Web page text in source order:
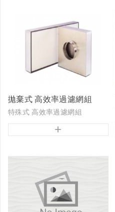
拋棄式 高效率過濾網組
特殊式 高效率過濾網組
特點： ◎ 輕薄精巧易於安裝不佔空間
◎ 採用離心式送風扇配合特殊導流風道設計使出風氣流平均同時降低噪音
◎ 整體不銹...
+